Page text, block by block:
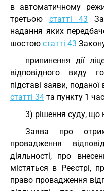
в автоматичному
третьою статті 43
надання яких
шостою статті 43
припинення дії
відповідного виду
підставі заяви,
статті 34 та пункту 1
3) рішення суду, що
Заява про
провадження
діяльності, про
містяться в Реєстрі,
право провадження